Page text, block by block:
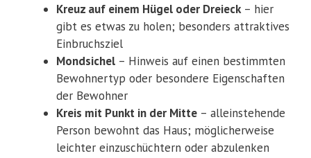
Kreuz auf einem Hügel oder Dreieck– hier
gibt es etwas zu holen; besonders attraktives
Einbruchsziel
Mondsichel – Hinweis auf einen bestimmten
Bewohnertyp oder besondere Eigenschaften
der Bewohner
Kreis mit Punkt in der Mitte – alleinstehende
Person bewohnt das Haus; möglicherweise
leichter einzuschüchtern oder abzulenken